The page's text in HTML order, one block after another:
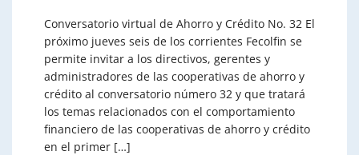
Conversatorio virtual de Ahorro y Crédito No. 32 El
próximo jueves seis de los corrientes Fecolfin se
permite invitar a los directivos, gerentes y
administradores de las cooperativas de ahorro y
crédito al conversatorio número 32 y que tratará
los temas relacionados con el comportamiento
financiero de las cooperativas de ahorro y crédito
en el primer […]